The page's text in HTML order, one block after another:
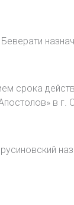
срока
в г.